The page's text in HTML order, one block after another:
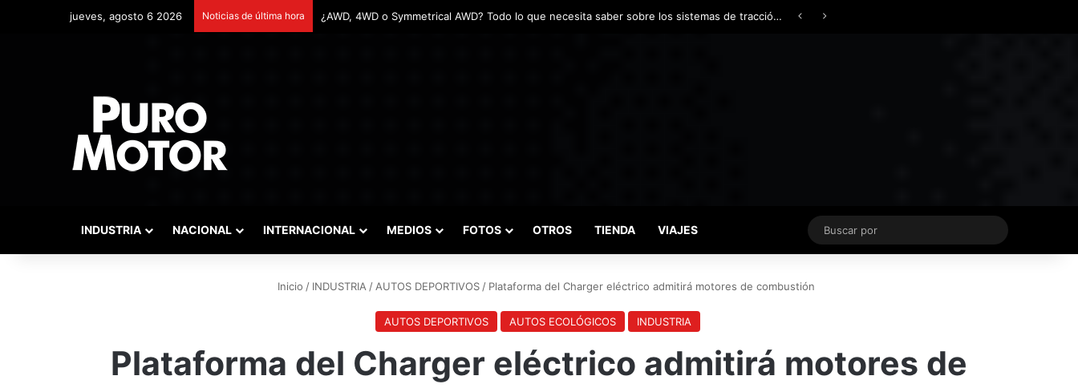
jueves, agosto 6 2026 Noticias de última hora Remontadas marcaron el inicio del Campeonato de Invierno de Kartismo
INDUSTRIA NACIONAL INTERNACIONAL MEDIOS FOTOS OTROS TIENDA VIAJES
Buscar
por
Inicio / INDUSTRIA / AUTOS DEPORTIVOS / Plataforma del Charger eléctrico admitirá motores de combustión
AUTOS DEPORTIVOS AUTOS ECOLÓGICOS INDUSTRIA
Plataforma del Charger eléctrico admitirá motores de